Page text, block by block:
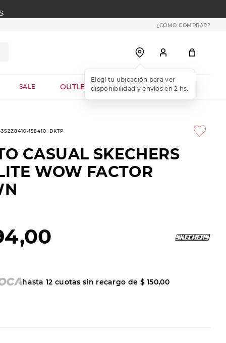
¿CÓMO COMPRAR?
SALE OUTLET WEB
3S2Z8410-158410_DKTP
CASUAL SKECHERS
WOW FACTOR
,00
hasta12 cuotas sin recargo de $ 150,00